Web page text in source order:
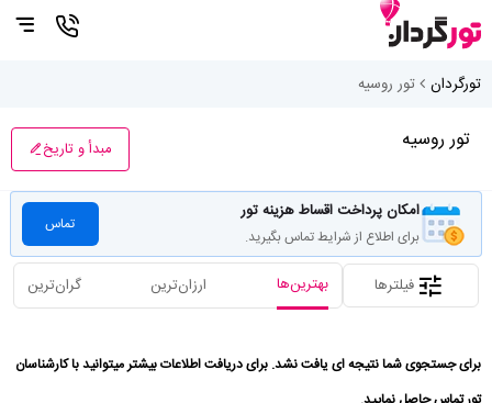
تورگردان تور روسیه
تور روسیه مبدأ و تاریخ
امکان پرداخت اقساط هزینه تور
برای اطلاع از شرایط تماس بگیرید.
تماس
فیلترها بهترین‌ها ارزان‌ترین گران‌ترین
برای جستجوی شما نتیجه ای یافت نشد. برای دریافت اطلاعات بیشتر میتوانید با کارشناسان